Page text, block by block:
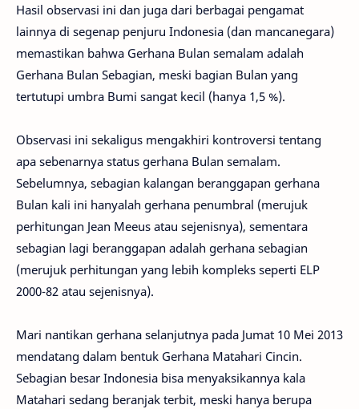
Hasil observasi ini dan juga dari berbagai pengamat
lainnya di segenap penjuru Indonesia (dan mancanegara)
memastikan bahwa Gerhana Bulan semalam adalah
Gerhana Bulan Sebagian, meski bagian Bulan yang
tertutupi umbra Bumi sangat kecil (hanya 1,5 %).
Observasi ini sekaligus mengakhiri kontroversi tentang
apa sebenarnya status gerhana Bulan semalam.
Sebelumnya, sebagian kalangan beranggapan gerhana
Bulan kali ini hanyalah gerhana penumbral (merujuk
perhitungan Jean Meeus atau sejenisnya), sementara
sebagian lagi beranggapan adalah gerhana sebagian
(merujuk perhitungan yang lebih kompleks seperti ELP
2000-82 atau sejenisnya).
Mari nantikan gerhana selanjutnya pada Jumat 10 Mei 2013
mendatang dalam bentuk Gerhana Matahari Cincin.
Sebagian besar Indonesia bisa menyaksikannya kala
Matahari sedang beranjak terbit, meski hanya berupa